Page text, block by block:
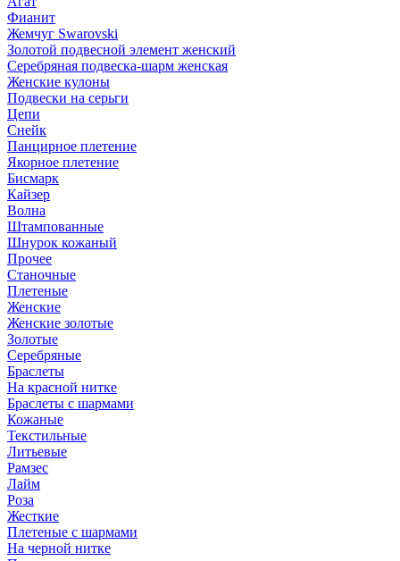
Фианит
Жемчуг Swarovski
Золотой подвесной элемент женcкий
Серебряная подвеска-шарм женская
Женские кулоны
Подвески на серьги
Цепи
Снейк
Панцирное плетение
Якорное плетение
Бисмарк
Кайзер
Волна
Штампованные
Шнурок кожаный
Прочее
Станочные
Плетеные
Женские
Женские золотые
Золотые
Серебряные
Браслеты
На красной нитке
Браслеты с шармами
Кожаные
Текстильные
Литьевые
Рамзес
Лайм
Роза
Жесткие
Плетеные с шармами
На черной нитке